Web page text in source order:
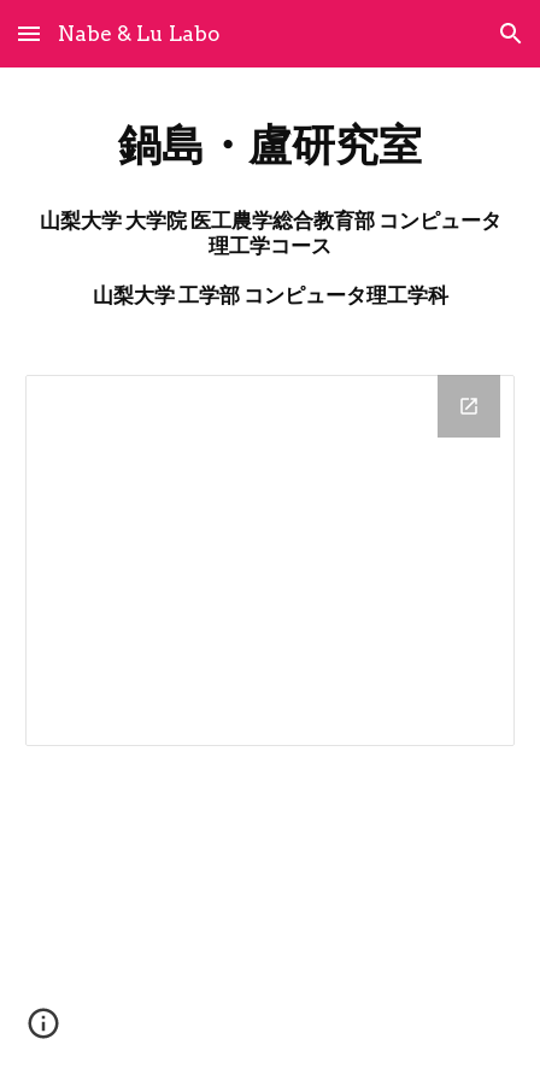
Skip to main content Skip to navigation
Nabe & Lu Labo
鍋島・盧研究室
山梨大学 大学院 医工農学総合教育部 コンピュータ
理工学コース
山梨大学 工学部 コンピュータ理工学科